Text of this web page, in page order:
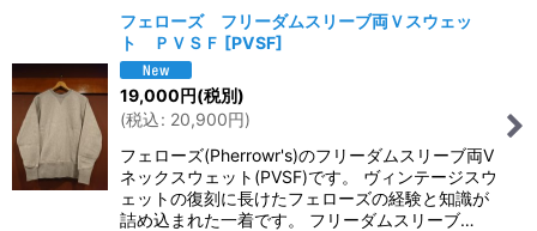
フェローズ フリーダムスリーブ両Ｖスウェッ
ト ＰＶＳＦ [PVSF]
19,000円(税別)
(税込: 20,900円)
フェローズ(Pherrowr's)のフリーダムスリーブ両V
ネックスウェット(PVSF)です。 ヴィンテージスウ
ェットの復刻に長けたフェローズの経験と知識が
詰め込まれた一着です。 フリーダムスリーブ…